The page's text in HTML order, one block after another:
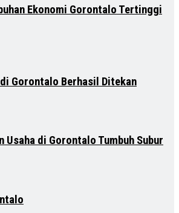
Ekonomi Gorontalo Tertinggi
Gorontalo Berhasil Ditekan
Usaha di Gorontalo Tumbuh Subur